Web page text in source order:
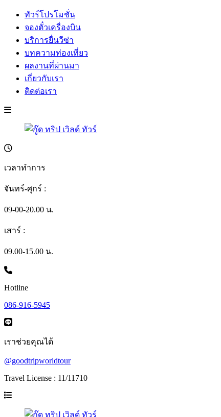
ทัวร์โปรโมชั่น
จองตั๋วเครื่องบิน
บริการยื่นวีซ่า
บทความท่องเที่ยว
ผลงานที่ผ่านมา
เกี่ยวกับเรา
ติดต่อเรา
เวลาทำการ
จันทร์-ศุกร์ :
09-00-20.00 น.
เสาร์ :
09.00-15.00 น.
Hotline
086-916-5945
เราช่วยคุณได้
@goodtripworldtour
Travel License : 11/11710